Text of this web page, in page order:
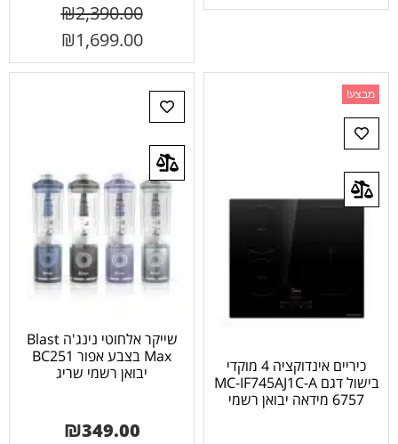
₪2,390.00
₪1,699.00
מבצע!
כיריים אינדוקציה 4 מוקדי
בישול דגם MC-IF745AJ1C-A
6757 מידאה יבואן רשמי
שייקר אלחוטי נינג'ה Blast
Max בצבע אפור BC251
יבואן רשמי שריג
₪349.00